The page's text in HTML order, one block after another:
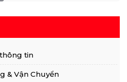
tin
& Vận Chuyển